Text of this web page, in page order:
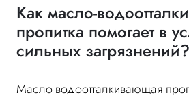
Как масло-
пропитка помогает в
сильных загрязнений?
Масло-водоотталкивающая